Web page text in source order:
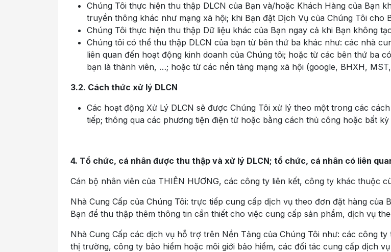
Chúng Tôi thực hiện thu thập DLCN của Bạn và/hoặc Khách Hàng của Bạn
truyền thông khác như mạng xã hội; khi Bạn đặt Dịch Vụ của Chúng Tôi cho
Chúng Tôi thực hiện thu thập Dữ liệu khác của Bạn ngay cả khi Bạn không
Chúng tôi có thể thu thập DLCN của bạn từ bên thứ ba khác như: các nhà
liên quan đến hoạt động kinh doanh của Chúng tôi; hoặc từ các bên thứ ba
bạn là thành viên, …; hoặc từ các nền tảng mạng xã hội (google, BHXH,
3.2. Cách thức xử lý DLCN
Các hoạt động Xử Lý DLCN sẽ được Chúng Tôi xử lý theo một trong các
tiếp; thông qua các phương tiện điện tử hoặc bằng cách thủ công hoặc bất
4. Tổ chức, cá nhân được thu thập và xử lý DLCN; tổ chức, cá nhân có liên
Cán bộ nhân viên của THIÊN HƯƠNG, các công ty liên kết, công ty khác thuộc
Nhà Cung Cấp của Chúng Tôi: trực tiếp cung cấp dịch vụ theo đơn đặt hàng của
Bạn để thu thập thêm thông tin cần thiết cho việc cung cấp sản phẩm, dịch vụ
Nhà Cung Cấp các dịch vụ hỗ trợ trên Nền Tảng của Chúng Tôi như: các công
thị trường, công ty bảo hiểm hoặc môi giới bảo hiểm, các đối tác cung cấp dịch